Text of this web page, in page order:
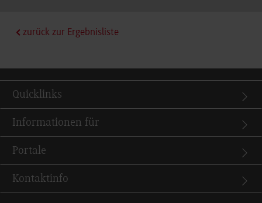
zurück zur Ergebnisliste
Quicklinks
Informationen für
Portale
Kontaktinfo